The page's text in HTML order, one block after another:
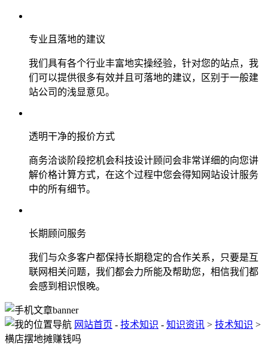
专业且落地的建议
我们具有各个行业丰富地实操经验，针对您的站点，我
们可以提供很多有效并且可落地的建议，区别于一般建
站公司的浅显意见。
透明干净的报价方式
商务洽谈阶段挖机会科技设计顾问会非常详细的向您讲
解价格计算方式，在这个过程中您会得知网站设计服务
中的所有细节。
长期顾问服务
我们与众多客户都保持长期稳定的合作关系，只要是互
联网相关问题，我们都会力所能及帮助您，相信我们都
会感到相识恨晚。
网站首页 - 技术知识 - 知识资讯 > 技术知识 >
横店摆地摊赚钱吗